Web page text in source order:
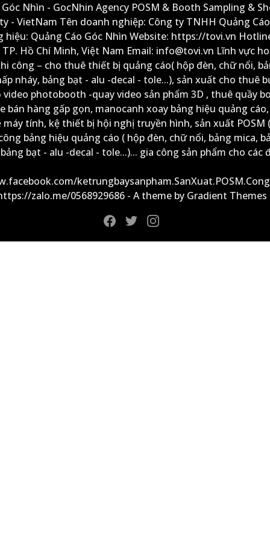
Nhìn - GocNhin Agency POSM & Booth Sampling &
- VietNam Tên doanh nghiệp: Công ty TNHH Quảng
Quảng Cáo Góc Nhìn Website: https://tovi.vn
Hồ Chí Minh, Việt Nam Email: info@tovi.vn Lĩnh vực
công – cho thuê thiết bị quảng cáo( hộp đèn, chữ nổi,
nháy, bảng bạt - alu -decal - tole...), sản xuất cho thuê
photobooth -quay video sản phẩm 3D , thuê quầy
bán hàng gấp gọn, manocanh xoay bảng hiệu quảng
tính, kệ thiết bị hội nghị truyền hình, sản xuất POSM
bảng hiệu quảng cáo ( hộp đèn, chữ nổi, bảng mica,
bạt - alu -decal - tole...)... gia công sản phẩm cho các
zalo.me/0568929686 - A theme by Gradient